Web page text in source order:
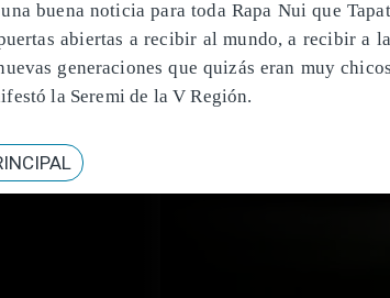
una buena noticia para toda Rapa Nui que
abiertas a recibir al mundo, a recibir a
generaciones que quizás eran muy
la Seremi de la V Región.